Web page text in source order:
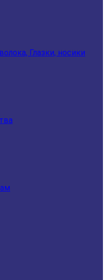
Глазки, носики